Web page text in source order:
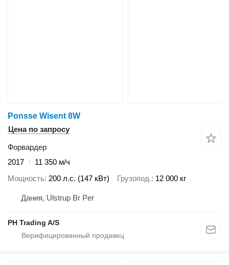
Ponsse Wisent 8W
Цена по запросу
Форвардер
2017
11 350 м/ч
Мощность 200 л.с. (147 кВт) Грузопод. 12 000 кг
Дания, Ulstrup Br Per
PH Trading A/S